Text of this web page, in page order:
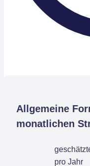
Allgemeine
monatlichen
pro Jahr